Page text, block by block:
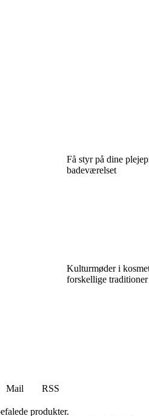
Få styr på dine
badeværelset
Kulturmøder i
forskellige
Mail
RSS
produkter.